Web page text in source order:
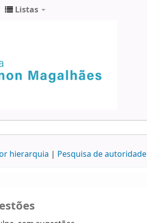
Listas
hierarquia Pesquisa de autoridade